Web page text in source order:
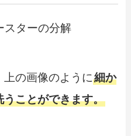
上の画像のように細か
ことができます。